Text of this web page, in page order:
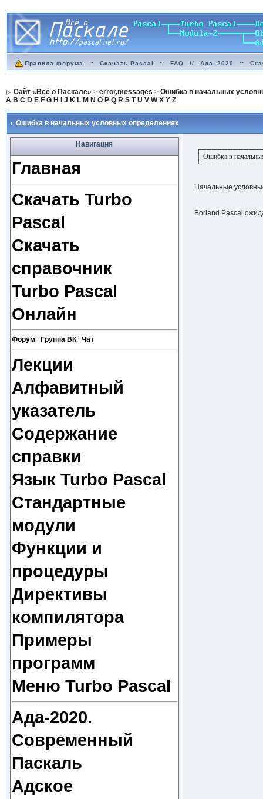
Правила форума :: Скачать Pascal :: FAQ // Ада–2020 ::
Сайт «Всё о Паскале» > error,messages > Ошибка в начальных
A B C D E F G H J K L M N O P Q R S T U V W X Y Z
Ошибка в начальных условных определениях
Навигация
Главная
Скачать Turbo
Pascal
Скачать
справочник
Turbo Pascal
Онлайн
Форум Группа ВК| Чат
Лекции
Алфавитный
указатель
Содержание
справки
Язык Turbo Pascal
Стандартные
модули
Функции и
процедуры
Директивы
компилятора
Примеры
программ
Меню Turbo Pascal
Ада-2020.
Современный
Паскаль
Адское
│ Ошибка в
Начальные
Borland Pascal